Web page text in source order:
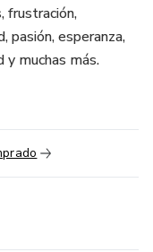
frustración,
pasión, esperanza,
y muchas más.